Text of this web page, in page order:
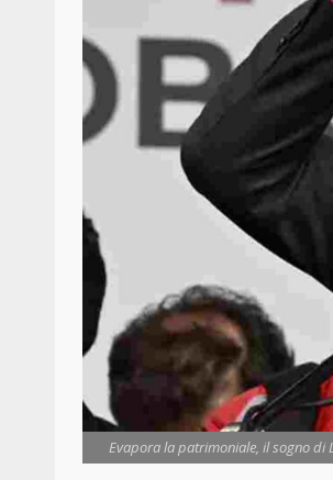
Evapora la patrimoniale, il sogno di